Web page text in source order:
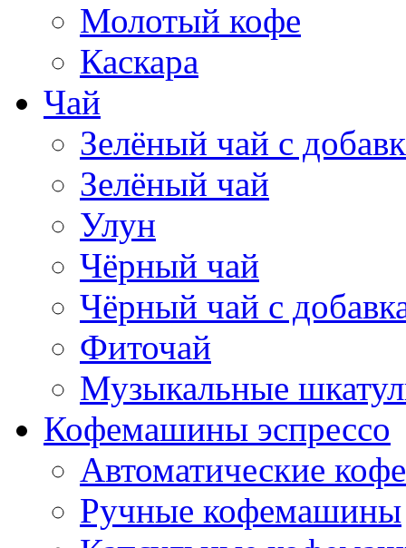
Молотый кофе
Каскара
Чай
Зелёный чай с
Зелёный чай
Улун
Чёрный чай
Чёрный чай с
Фиточай
Музыкальные
Кофемашины эспрессо
Автоматические
Ручные кофемашины